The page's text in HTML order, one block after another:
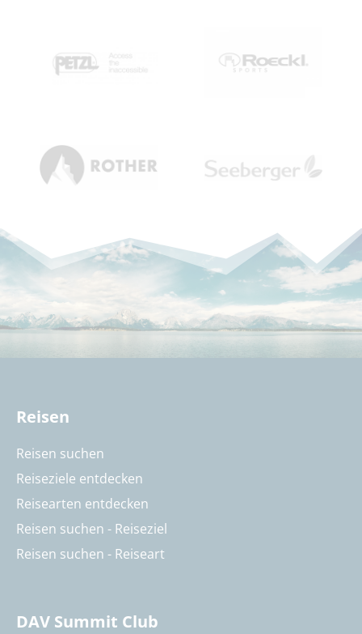
Reisen
Reisen suchen
Reiseziele entdecken
Reisearten entdecken
Reisen suchen - Reiseziel
Reisen suchen - Reiseart
DAV Summit Club